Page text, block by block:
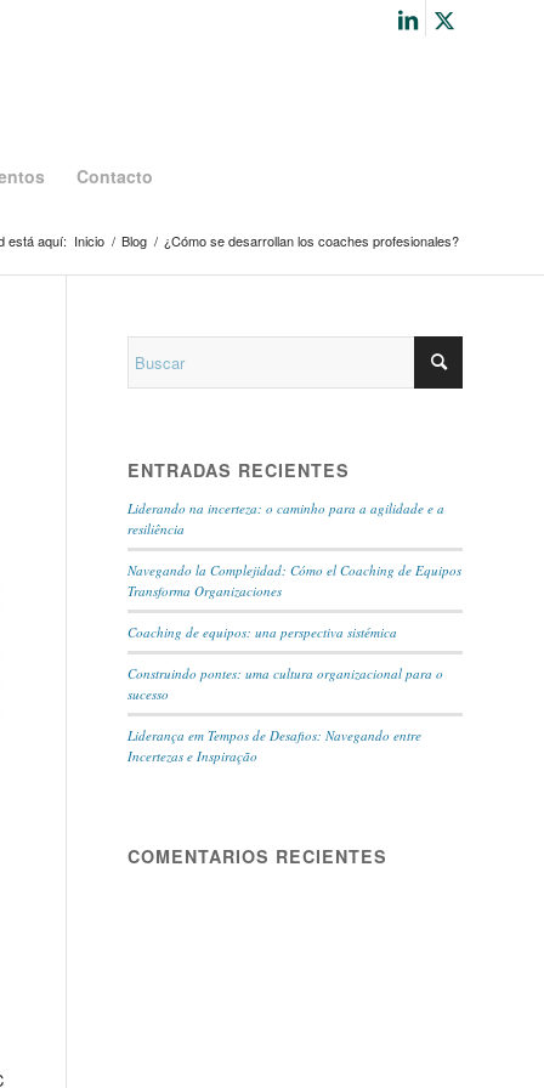
Contacto
está aquí: Inicio / Blog / ¿Cómo se desarrollan los coaches profesionales?
ENTRADAS RECIENTES
Liderando na incerteza: o caminho para a agilidade e a
resiliência
Navegando la Complejidad: Cómo el Coaching de Equipos
Transforma Organizaciones
Coaching de equipos: una perspectiva sistémica
Construindo pontes: uma cultura organizacional para o
sucesso
Liderança em Tempos de Desafios: Navegando entre
Incertezas e Inspiração
COMENTARIOS RECIENTES